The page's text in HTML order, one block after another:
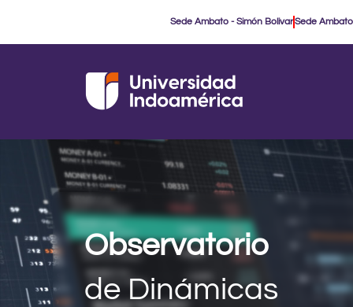
Sede Ambato - Simón BolivarSede
Observatorio
de Dinámicas